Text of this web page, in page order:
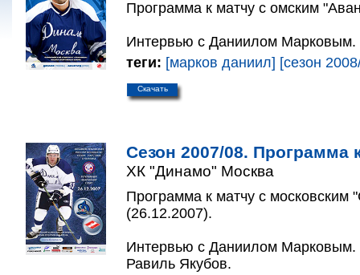
Программа к матчу с омским
Интервью с Даниилом Марковым.
теги: [марков даниил] [сезон
Скачать
Сезон 2007/08. Программа
ХК "Динамо" Москва
Программа к матчу с московским
(26.12.2007).
Интервью с Даниилом Марковым.
Равиль Якубов.